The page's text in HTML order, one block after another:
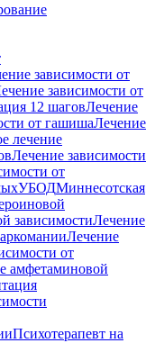
зависимости от
зависимости от
12 шаговЛечение
от гашишаЛечение
лечение
Лечение зависимости
от
УБОДМиннесотская
зависимостиЛечение
Лечение
от
амфетаминовой
Психотерапевт на